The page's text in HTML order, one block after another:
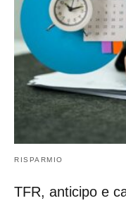
RISPARMIO
TFR, anticipo e